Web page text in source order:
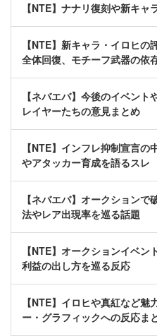
【NTE】ナナリ復刻や新キ
【NTE】新キャラ・イロヒ
全体回復、モチーフ武器の依
【ネバエバ】今後のイベン
レイヤーたちの意見まとめ
【NTE】インフレ抑制宣言
やアタッカー育成を語るスレ
【ネバエバ】オークション
法やレア出現率を巡る話題
【NTE】オークションイベ
利益の出し方を巡る反応
【NTE】イロヒや真紅など魅
ー・グラフィックへの反応ま